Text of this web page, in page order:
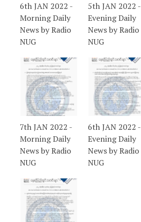
6th JAN 2022 -
Morning Daily
News by Radio
NUG
5th JAN 2022 -
Evening Daily
News by Radio
NUG
7th JAN 2022 -
Morning Daily
News by Radio
NUG
6th JAN 2022 -
Evening Daily
News by Radio
NUG